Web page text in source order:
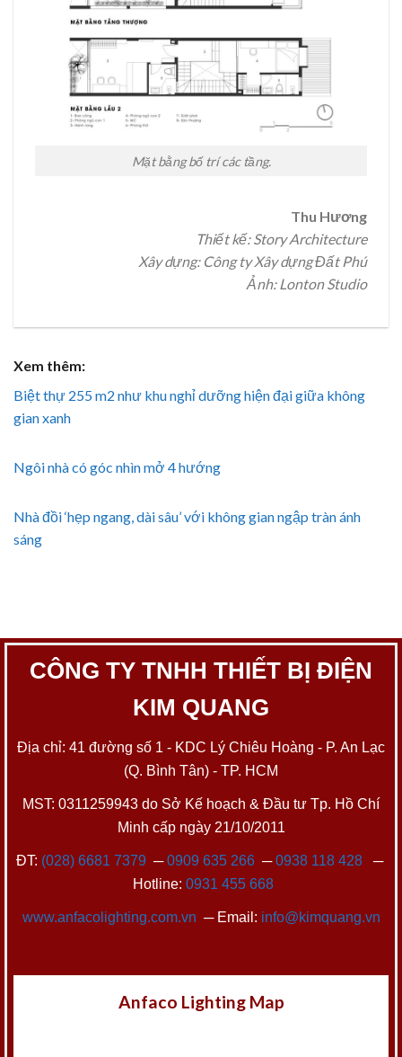
Mặt bằng bố trí các tầng.
Thu Hương
Thiết kế: Story Architecture
Xây dựng: Công ty Xây dựng Đất Phú
Ảnh: Lonton Studio
Xem thêm:
Biệt thự 255 m2 như khu nghỉ dưỡng hiện đại giữa không
gian xanh
Ngôi nhà có góc nhìn mở 4 hướng
Nhà đồi ‘hẹp ngang, dài sâu’ với không gian ngập tràn ánh
sáng
CÔNG TY TNHH THIẾT BỊ ĐIỆN
KIM QUANG
Địa chỉ: 41 đường số 1 - KDC Lý Chiêu Hoàng - P. An Lạc
(Q. Bình Tân) - TP. HCM
MST: 0311259943 do Sở Kế hoạch & Đầu tư Tp. Hồ Chí
Minh cấp ngày 21/10/2011
ĐT: (028) 6681 7379 ─0909 635 266─0938 118 428─
Hotline: 0931 455 668
www.anfacolighting.com.vn ─ Email: info@kimquang.vn
Anfaco Lighting Map